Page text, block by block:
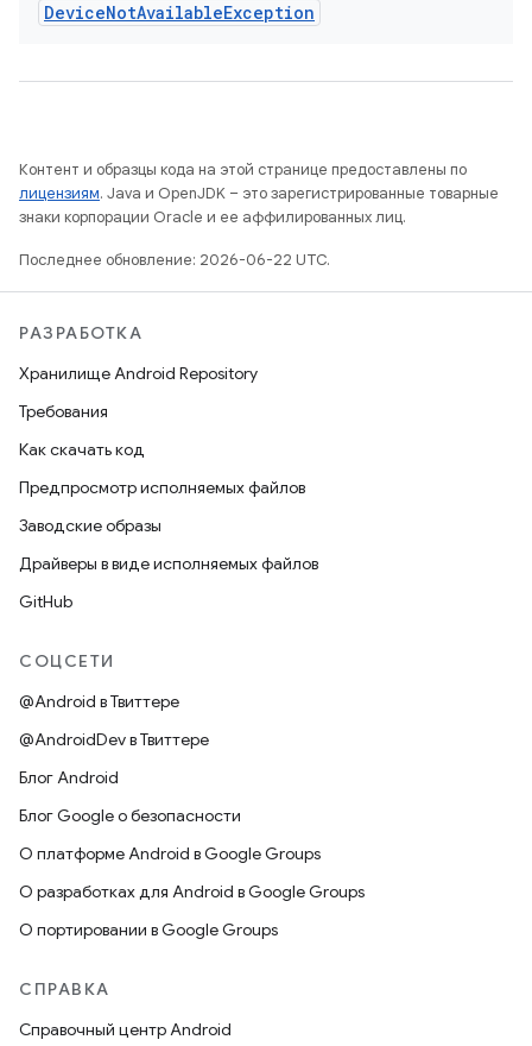
DeviceNotAvailableException
Контент и образцы кода на этой странице предоставлены по
лицензиям. Java и OpenJDK – это зарегистрированные товарные
знаки корпорации Oracle и ее аффилированных лиц.
Последнее обновление: 2026-06-22 UTC.
РАЗРАБОТКА
Хранилище Android Repository
Требования
Как скачать код
Предпросмотр исполняемых файлов
Заводские образы
Драйверы в виде исполняемых файлов
GitHub
СОЦСЕТИ
@Android в Твиттере
@AndroidDev в Твиттере
Блог Android
Блог Google о безопасности
О платформе Android в Google Groups
О разработках для Android в Google Groups
О портировании в Google Groups
СПРАВКА
Справочный центр Android